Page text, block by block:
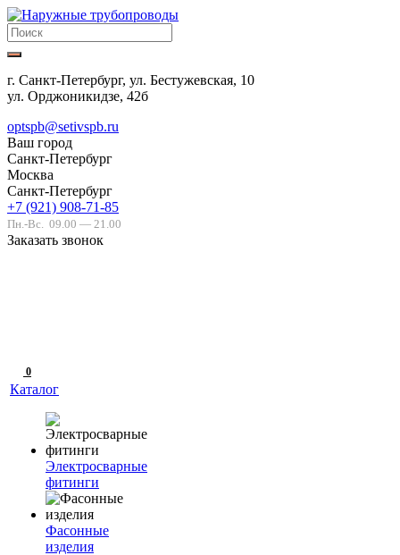
г. Санкт-Петербург, ул. Бестужевская, 10
ул. Орджоникидзе, 42б
optspb@setivspb.ru
Ваш город
Санкт-Петербург
Москва
Санкт-Петербург
+7 (921) 908-71-85
Пн.-Вс. 09.00 — 21.00
Заказать звонок
0
Каталог
Электросварные
фитинги
Фасонные
изделия